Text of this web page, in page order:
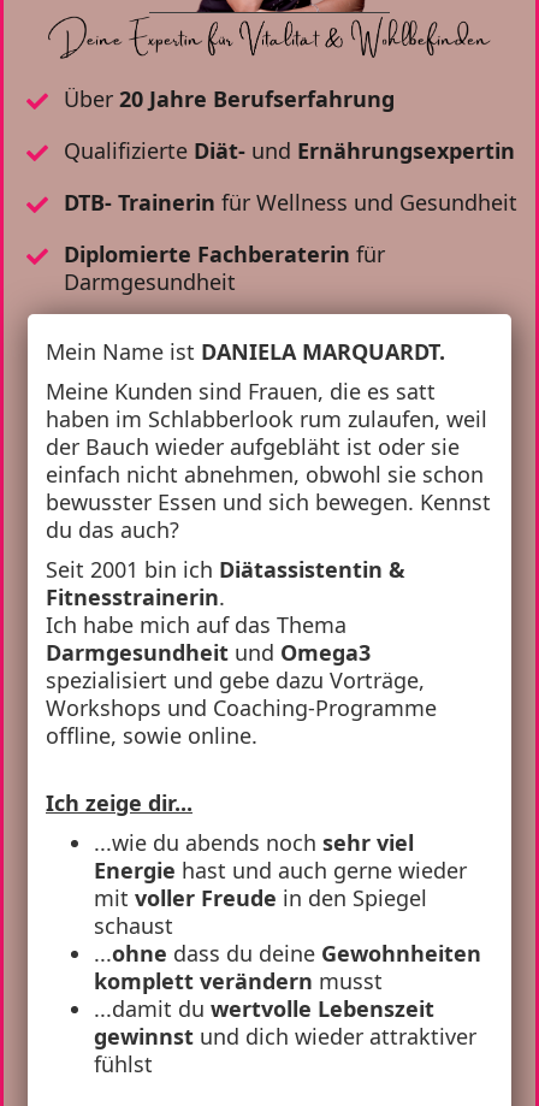
Über 20 Jahre Berufserfahrung
Qualifizierte Diät- und Ernährungsexpertin
DTB- Trainerin für Wellness und Gesundheit
Diplomierte Fachberaterin für
Darmgesundheit
Mein Name ist DANIELA MARQUARDT.
Meine Kunden sind Frauen, die es satt
haben im Schlabberlook rum zulaufen, weil
der Bauch wieder aufgebläht ist oder sie
einfach nicht abnehmen, obwohl sie schon
bewusster Essen und sich bewegen. Kennst
du das auch?
Seit 2001 bin ich Diätassistentin &
Fitnesstrainerin.
Ich habe mich auf das Thema
Darmgesundheit und Omega3
spezialisiert und gebe dazu Vorträge,
Workshops und Coaching-Programme
offline, sowie online.
Ich zeige dir...
...wie du abends noch sehr viel
Energie hast und auch gerne wieder
mit voller Freude in den Spiegel
schaust
...ohne dass du deine Gewohnheiten
komplett verändern musst
...damit du wertvolle Lebenszeit
gewinnst und dich wieder attraktiver
fühlst